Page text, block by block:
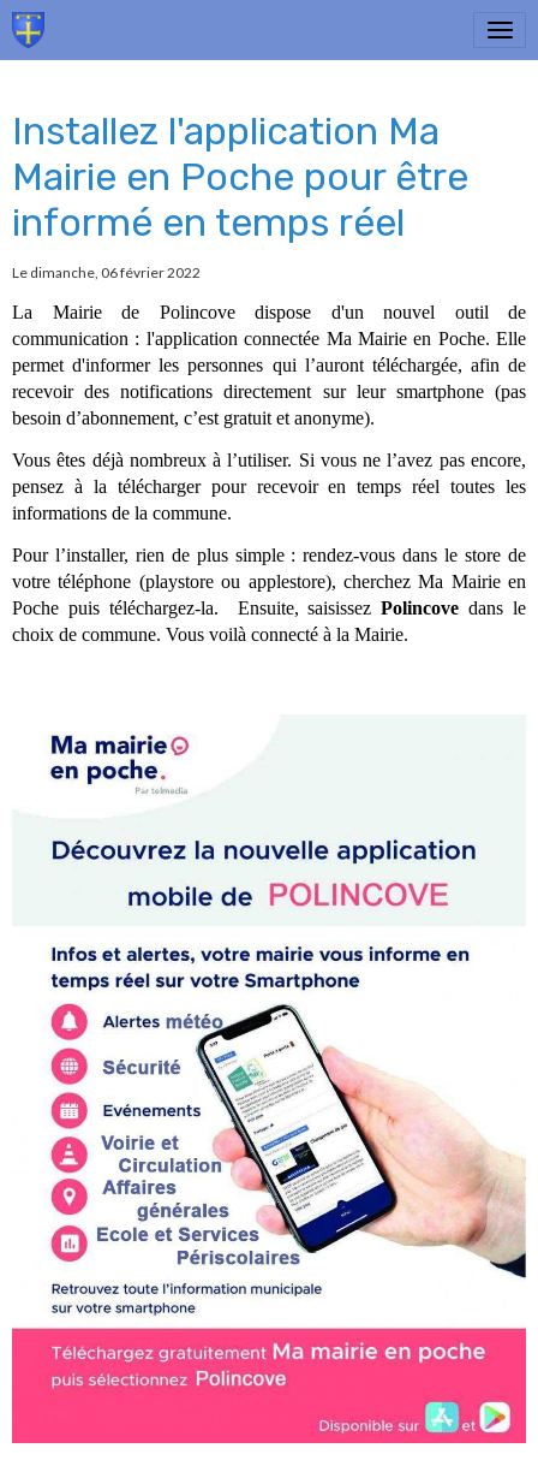
Installez l'application Ma
Mairie en Poche pour être
informé en temps réel
Le dimanche, 06 février 2022
La Mairie de Polincove dispose d'un nouvel outil de
communication : l'application connectée Ma Mairie en Poche. Elle
permet d'informer les personnes qui l’auront téléchargée, afin de
recevoir des notifications directement sur leur smartphone (pas
besoin d’abonnement, c’est gratuit et anonyme).
Vous êtes déjà nombreux à l’utiliser. Si vous ne l’avez pas encore,
pensez à la télécharger pour recevoir en temps réel toutes les
informations de la commune.
Pour l’installer, rien de plus simple : rendez-vous dans le store de
votre téléphone (playstore ou applestore), cherchez Ma Mairie en
Poche puis téléchargez-la. Ensuite, saisissezPolincove dans le
choix de commune. Vous voilà connecté à la Mairie.